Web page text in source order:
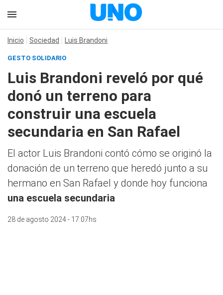
Inicio Sociedad Luis Brandoni
GESTO SOLIDARIO
Luis Brandoni reveló por qué
donó un terreno para
construir una escuela
secundaria en San Rafael
El actor Luis Brandoni contó cómo se originó la
donación de un terreno que heredó junto a su
hermano en San Rafael y donde hoy funciona
una escuela secundaria
28 de agosto 2024 - 17:07hs